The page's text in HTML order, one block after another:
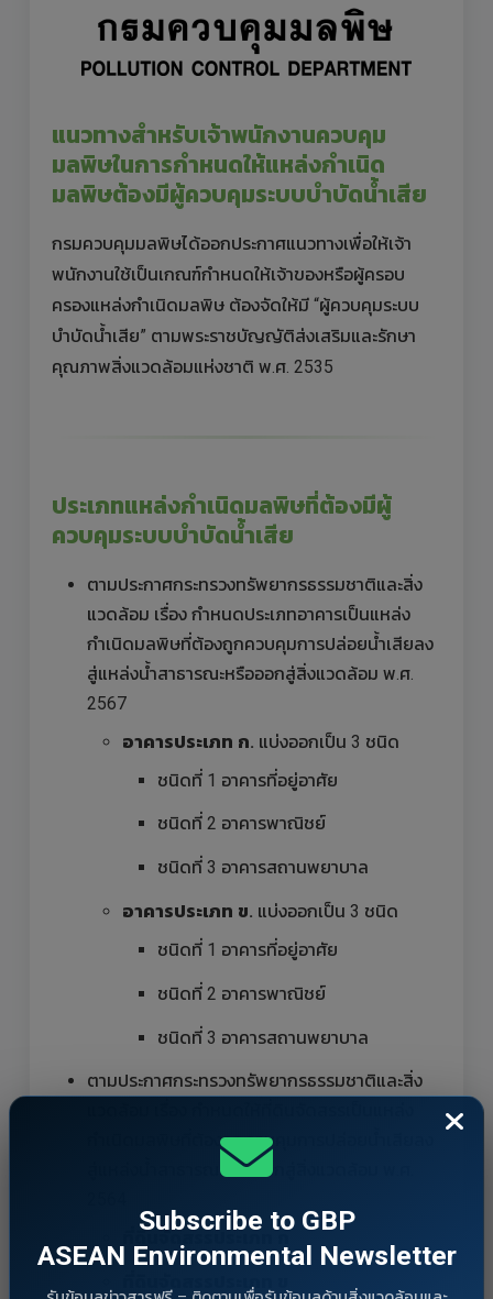
แนวทางสำหรับเจ้าพนักงานควบคุม
มลพิษในการกำหนดให้แหล่งกำเนิด
มลพิษต้องมีผู้ควบคุมระบบบำบัดน้ำเสีย
กรมควบคุมมลพิษได้ออกประกาศแนวทางเพื่อให้เจ้า
พนักงานใช้เป็นเกณฑ์กำหนดให้เจ้าของหรือผู้ครอบ
ครองแหล่งกำเนิดมลพิษ ต้องจัดให้มี “ผู้ควบคุมระบบ
บำบัดน้ำเสีย” ตามพระราชบัญญัติส่งเสริมและรักษา
คุณภาพสิ่งแวดล้อมแห่งชาติ พ.ศ. 2535
ประเภทแหล่งกำเนิดมลพิษที่ต้องมีผู้
ควบคุมระบบบำบัดน้ำเสีย
ตามประกาศกระทรวงทรัพยากรธรรมชาติและสิ่ง
แวดล้อม เรื่อง กำหนดประเภทอาคารเป็นแหล่ง
กำเนิดมลพิษที่ต้องถูกควบคุมการปล่อยน้ำเสียลง
สู่แหล่งน้ำสาธารณะหรือออกสู่สิ่งแวดล้อม พ.ศ.
2567
อาคารประเภท ก. แบ่งออกเป็น 3 ชนิด
ชนิดที่ 1 อาคารที่อยู่อาศัย
ชนิดที่ 2 อาคารพาณิชย์
ชนิดที่ 3 อาคารสถานพยาบาล
อาคารประเภท ข. แบ่งออกเป็น 3 ชนิด
ชนิดที่ 1 อาคารที่อยู่อาศัย
ชนิดที่ 2 อาคารพาณิชย์
ชนิดที่ 3 อาคารสถานพยาบาล
ตามประกาศกระทรวงทรัพยากรธรรมชาติและสิ่ง
กำเนิดมลพิษที่ต้องถูกควบคุมการปล่อยน้ำเสียลง
สู่แหล่งน้ำสาธารณะหรือออกสู่สิ่งแวดล้อม พ.ศ.
ที่ดินจัดสรรประเภท ข
Subscribe to GBP
ASEAN Environmental Newsletter